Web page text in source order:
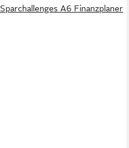
Sparchallenges A6 Finanzplaner